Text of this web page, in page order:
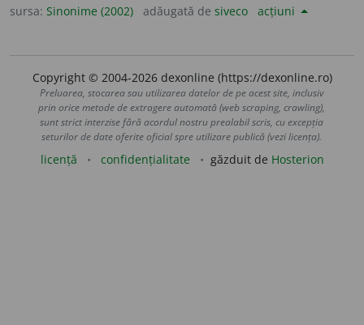
sursa: Sinonime (2002) adăugată de siveco acțiuni
Copyright © 2004-2026 dexonline (https://dexonline.ro)
Preluarea, stocarea sau utilizarea datelor de pe acest site, inclusiv
prin orice metode de extragere automată (web scraping, crawling),
sunt strict interzise fără acordul nostru prealabil scris, cu excepția
seturilor de date oferite oficial spre utilizare publică (vezi licența).
licență confidențialitate găzduit de Hosterion